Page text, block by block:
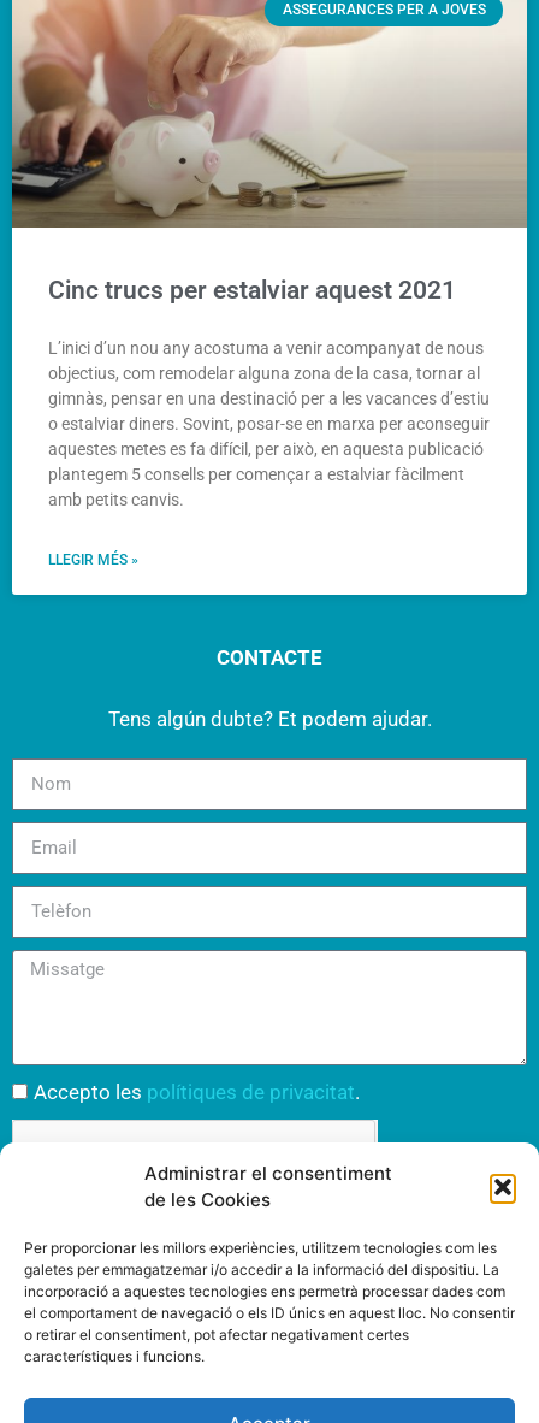
Administrar el consentiment
de les Cookies
Per proporcionar les millors experiències, utilitzem tecnologies com les
galetes per emmagatzemar i/o accedir a la informació del dispositiu. La
incorporació a aquestes tecnologies ens permetrà processar dades com
el comportament de navegació o els ID únics en aquest lloc. No consentir
o retirar el consentiment, pot afectar negativament certes
característiques i funcions.
ASSEGURANCES PER A JOVES
Cinc trucs per estalviar aquest 2021
L’inici d’un nou any acostuma a venir acompanyat de nous
objectius, com remodelar alguna zona de la casa, tornar al
gimnàs, pensar en una destinació per a les vacances d’estiu
o estalviar diners. Sovint, posar-se en marxa per aconseguir
aquestes metes es fa difícil, per això, en aquesta publicació
plantegem 5 consells per començar a estalviar fàcilment
amb petits canvis.
LLEGIR MÉS »
CONTACTE
Tens algún dubte? Et podem ajudar.
Accepto les polítiques de privacitat.
Enviar
INSPIRIT MUTUA